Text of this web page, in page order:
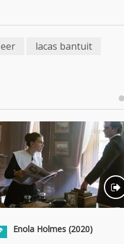
lacas bantuit
Enola Holmes (2020)